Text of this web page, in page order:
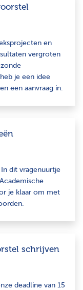
en
vergroten
je een idee
een aanvraag in.
dit vragenuurtje
je klaar om met
schrijven
deadline van 15